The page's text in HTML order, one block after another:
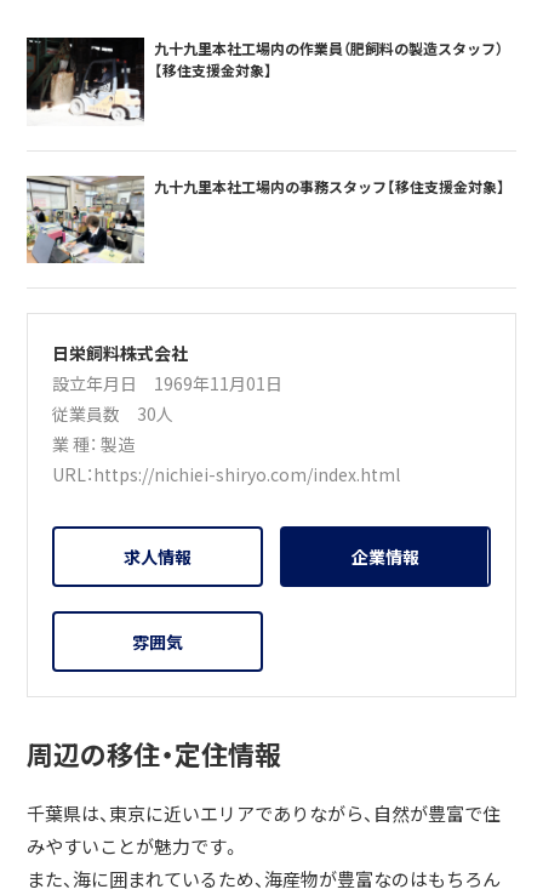
九十九里本社工場内の作業員（肥飼料の製造スタッフ）
【移住支援金対象】
九十九里本社工場内の事務スタッフ【移住支援金対象】
日栄飼料株式会社
設立年月日 1969年11月01日
従業員数 30人
業 種：製造
URL：https://nichiei-shiryo.com/index.html
求人情報 企業情報
雰囲気
周辺の移住・定住情報
千葉県は、東京に近いエリアでありながら、自然が豊富で住
みやすいことが魅力です。
また、海に囲まれているため、海産物が豊富なのはもちろん